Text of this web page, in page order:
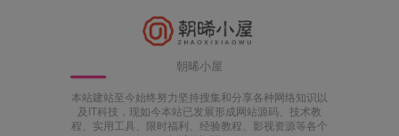
朝晞小屋
本站建站至今始终努力坚持搜集和分享各种网络知识以
及IT科技，现如今本站已发展形成网站源码、技术教
程、实用工具、限时福利、经验教程、影视资源等各个